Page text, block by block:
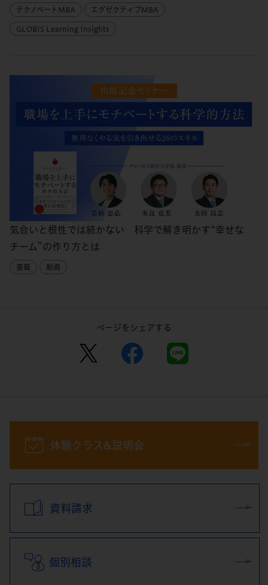
テクノベートMBA エグゼクティブMBA
GLOBIS Learning Insights
気合いと根性では続かない 科学で解き明かす“幸せな
チーム”の作り方とは
書籍 動画
ページをシェアする
体験クラス&説明会
資料請求
個別相談